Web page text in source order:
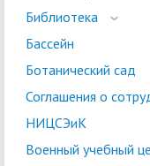
Библиотека
Бассейн
Ботанический сад
Соглашения о
НИЦСЭиК
Военный учебный